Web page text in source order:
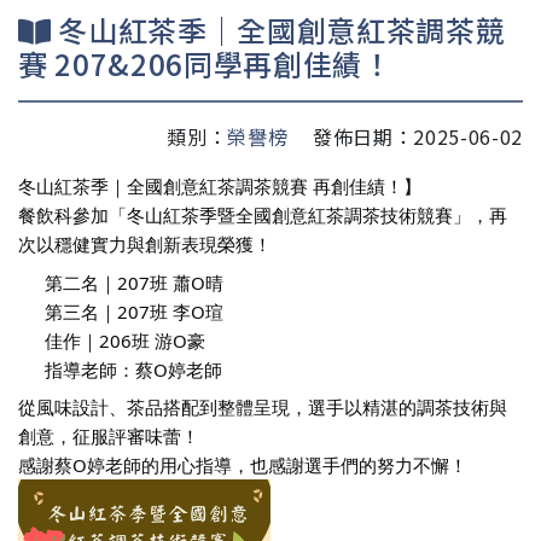
冬山紅茶季｜全國創意紅茶調茶競
賽 207&206同學再創佳績！
類別：榮譽榜 發佈日期：2025-06-02
冬山紅茶季｜全國創意紅茶調茶競賽 再創佳績！】
餐飲科參加「冬山紅茶季暨全國創意紅茶調茶技術競賽」，再
次以穩健實力與創新表現榮獲！
第二名｜207班 蕭O晴
第三名｜207班 李O瑄
佳作｜206班 游O豪
指導老師：蔡O婷老師
從風味設計、茶品搭配到整體呈現，選手以精湛的調茶技術與
創意，征服評審味蕾！
感謝蔡O婷老師的用心指導，也感謝選手們的努力不懈！